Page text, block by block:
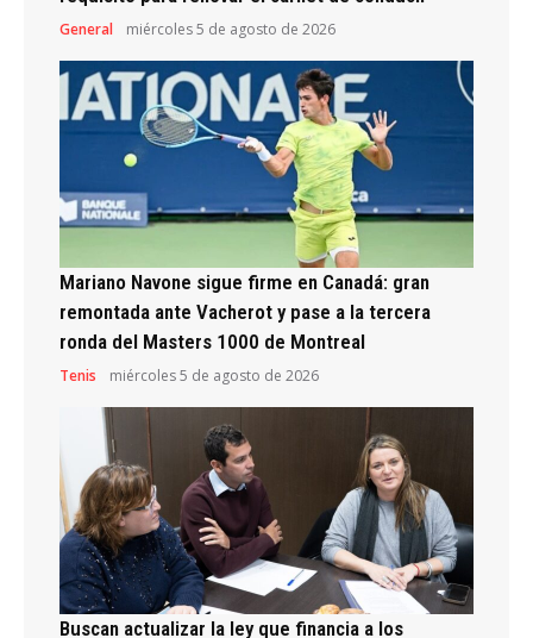
General miércoles 5 de agosto de 2026
Mariano Navone sigue firme en Canadá: gran
remontada ante Vacherot y pase a la tercera
ronda del Masters 1000 de Montreal
Tenis miércoles 5 de agosto de 2026
Buscan actualizar la ley que financia a los